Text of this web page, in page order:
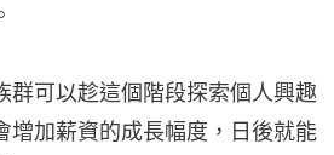
群可以趁這個階段探索個人興趣
增加薪資的成長幅度，日後就能